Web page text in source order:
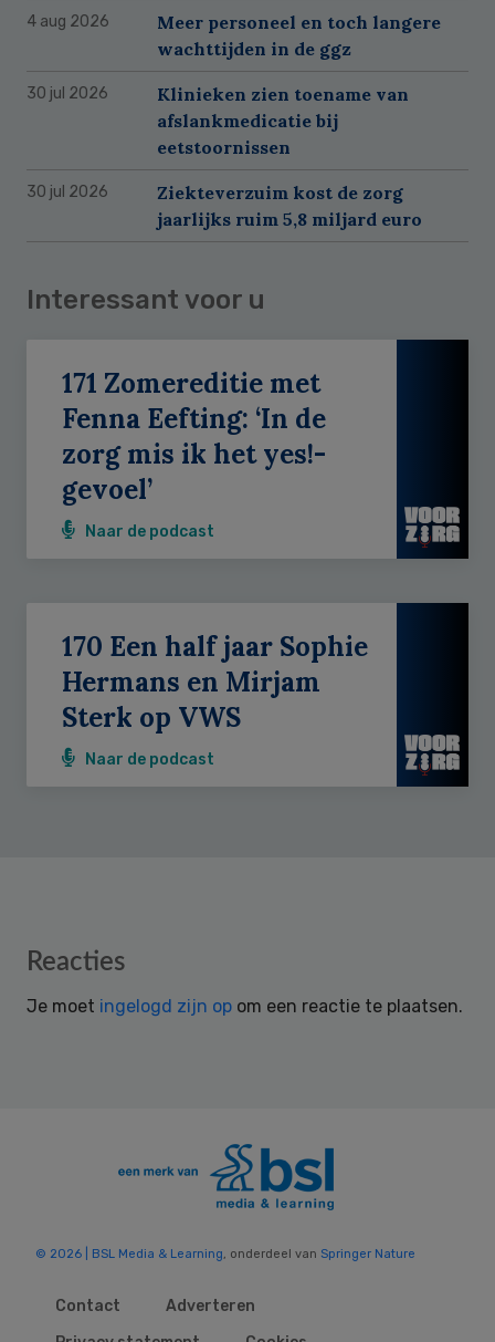
4 aug 2026
Meer personeel en toch langere
wachttijden in de ggz
30 jul 2026
Klinieken zien toename van
afslankmedicatie bij
eetstoornissen
30 jul 2026
Ziekteverzuim kost de zorg
jaarlijks ruim 5,8 miljard euro
Interessant voor u
171 Zomereditie met
Fenna Eefting: ‘In de
zorg mis ik het yes!-
gevoel’
Naar de podcast
170 Een half jaar Sophie
Hermans en Mirjam
Sterk op VWS
Naar de podcast
Reader
Reacties
Je moet ingelogd zijn op om een reactie te plaatsen.
© 2026 | BSL Media & Learning , onderdeel van Springer Nature
Contact
Adverteren